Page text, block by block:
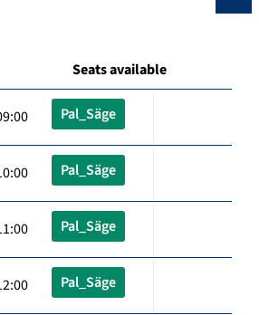
Seats available
Pal_Säge
Pal_Säge
Pal_Säge
Pal_Säge